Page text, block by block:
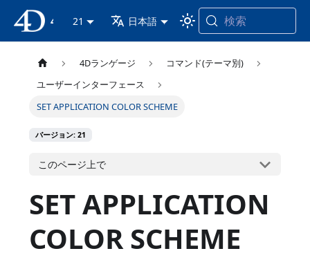
21 日本語 検索
4Dランゲージ
コマンド(テーマ別)
ユーザーインターフェース
SET APPLICATION COLOR SCHEME
バージョン: 21
このページ上で
SET APPLICATION
COLOR SCHEME